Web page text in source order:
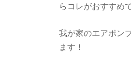
らコレがおすすめで
我が家のエアポン
ます！